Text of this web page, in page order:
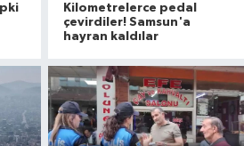
Kilometrelerce pedal
çevirdiler! Samsun'a
hayran kaldılar